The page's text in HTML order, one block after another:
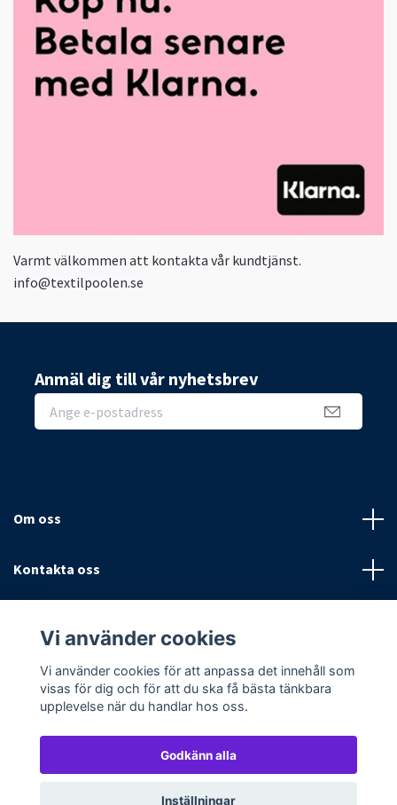
Varmt välkommen att kontakta vår kundtjänst.
info@textilpoolen.se
Anmäl dig till vår nyhetsbrev
Om oss
Kontakta oss
Sociala medier
© 2026 TextilpoolenPowered by Quickbutik
Vi använder cookies
Vi använder cookies för att anpassa det innehåll som
visas för dig och för att du ska få bästa tänkbara
upplevelse när du handlar hos oss.
Godkänn alla
Inställningar